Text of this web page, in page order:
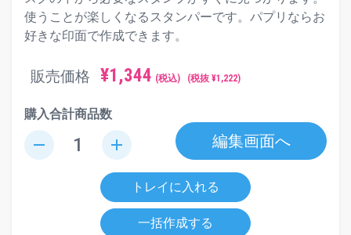
使うことが楽しくなるスタンパーです。パプリならお
好きな印面で作成できます。
販売価格 ¥1,344 (税込) (税抜 ¥1,222)
購入合計商品数
remove add 編集画面へ
トレイに入れる
一括作成する